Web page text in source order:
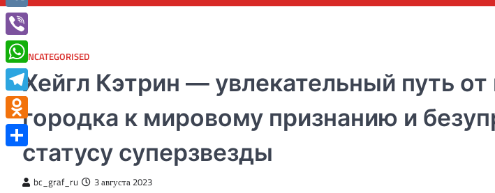
UNCATEGORISED
Хейгл Кэтрин — увлекательный путь от
городка к мировому признанию и
статусу суперзвезды
bc_graf_ru 3 августа 2023
VK
Viber
WhatsApp
Telegram
Odnoklassniki
Отправить